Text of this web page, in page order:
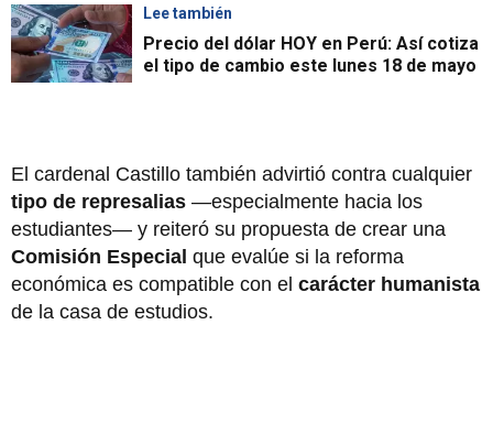
Lee también
Precio del dólar HOY en Perú: Así cotiza
el tipo de cambio este lunes 18 de mayo
El cardenal Castillo también advirtió contra cualquier
tipo de represalias —especialmente hacia los
estudiantes— y reiteró su propuesta de crear una
Comisión Especial que evalúe si la reforma
económica es compatible con el carácter humanista
de la casa de estudios.